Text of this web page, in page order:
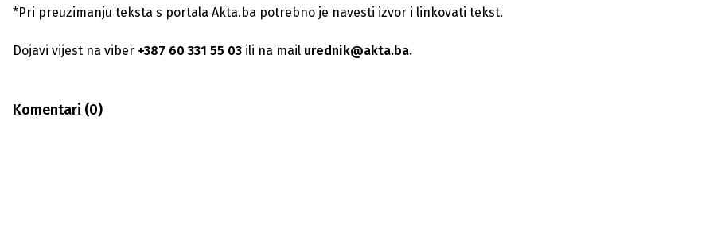
*Pri preuzimanju teksta s portala Akta.ba potrebno je navesti izvor i linkovati tekst.
Dojavi vijest na viber +387 60 331 55 03 ili na mail urednik@akta.ba.
Komentari (0)